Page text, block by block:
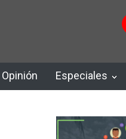
Opinión Especiales